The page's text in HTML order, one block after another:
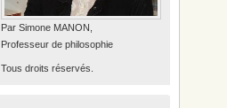
Par Simone MANON,
Professeur de philosophie
Tous droits réservés.